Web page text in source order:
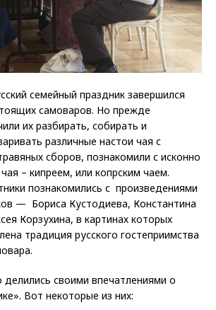
семейный праздник завершился
самоваров. Но прежде
их разбирать, собирать и
различные настои чая с
сборов, познакомили с исконно
– кипреем, или копрским чаем.
познакомились с произведениями
— Бориса Кустодиева, Константина
Корзухина, в картинах которых
традиция русского гостеприимства
делились своими впечатлениями о
Вот некоторые из них: